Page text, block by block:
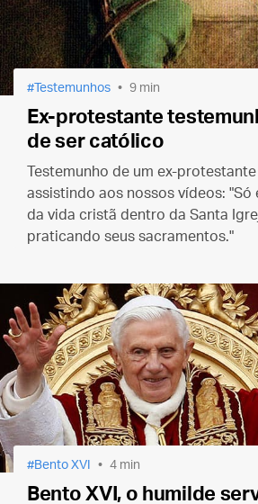
Testemunhos 9 min
Ex-protestante
de ser católico
Testemunho de um ex-
assistindo aos nossos vídeos: "Só
da vida cristã dentro da Santa
praticando seus sacramentos."
Bento XVI 4 min
Bento XVI, o humilde